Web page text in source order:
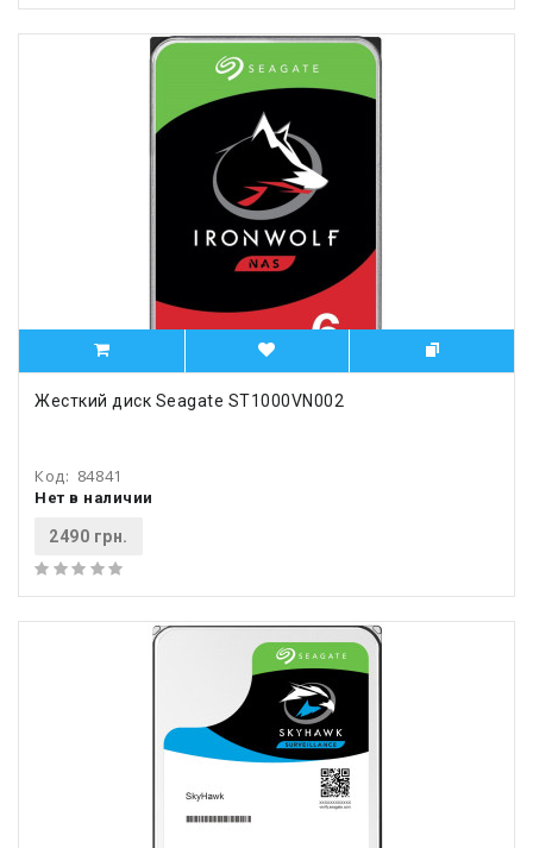
Жесткий диск Seagate ST1000VN002
Код: 84841
Нет в наличии
2490 грн.